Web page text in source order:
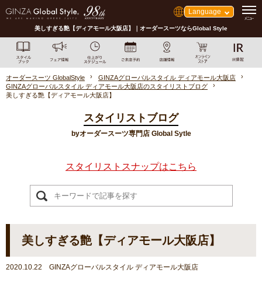
Language
美しすぎる艶【ディアモール大阪店】｜オーダースーツならGlobal Style
オーダースーツ GlobalStyle
GINZAグローバルスタイル ディアモール大阪店
GINZAグローバルスタイル ディアモール大阪店のスタイリストブログ
美しすぎる艶【ディアモール大阪店】
スタイリストブログ
byオーダースーツ専門店 Global Sytle
スタイリストスナップはこちら
美しすぎる艶【ディアモール大阪店】
2020.10.22 GINZAグローバルスタイル ディアモール大阪店